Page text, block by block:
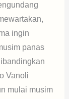
ingin
panas
Vanoli
mulai musim